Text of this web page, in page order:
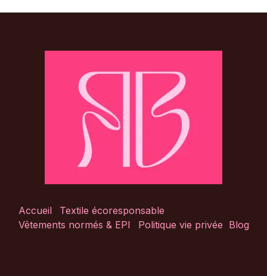
Accueil
Textile écoresponsable
Vêtements normés & EPI
Politique vie privée Blog